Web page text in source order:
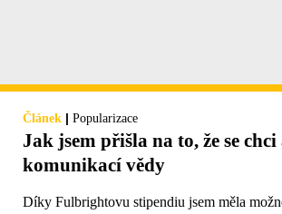
Článek | Popularizace
Jak jsem přišla na to, že se
komunikací vědy
Díky Fulbrightovu stipendiu jsem měla